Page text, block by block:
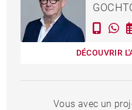
DÉCOUVRIR
Vous avec un